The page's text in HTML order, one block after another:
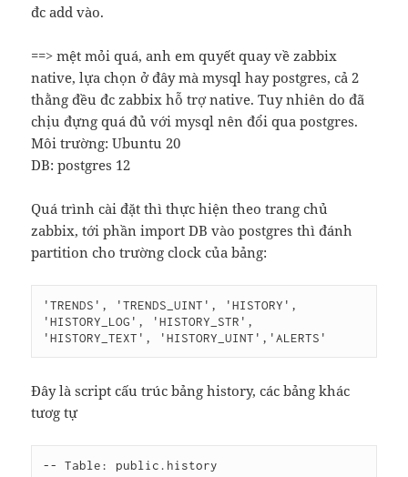
đc add vào.
==> mệt mỏi quá, anh em quyết quay về zabbix
native, lựa chọn ở đây mà mysql hay postgres, cả 2
thằng đều đc zabbix hỗ trợ native. Tuy nhiên do đã
chịu đựng quá đủ với mysql nên đổi qua postgres.
Môi trường: Ubuntu 20
DB: postgres 12
Quá trình cài đặt thì thực hiện theo trang chủ
zabbix, tới phần import DB vào postgres thì đánh
partition cho trường clock của bảng:
'TRENDS', 'TRENDS_UINT', 'HISTORY',
'HISTORY_LOG', 'HISTORY_STR',
'HISTORY_TEXT', 'HISTORY_UINT','ALERTS'
Đây là script cấu trúc bảng history, các bảng khác
tươg tự
-- Table: public.history